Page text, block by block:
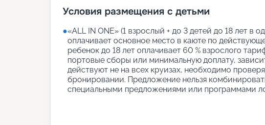
Условия размещения с детьми
●«АLL IN ONE» (1 взрослый + до 3 детей до 18 лет в
оплачивает основное место в каюте по
ребенок до 18 лет оплачивает 60 % взрослого
портовые сборы или минимальную доплату,
действуют не на всех круизах, необходимо
бронировании. Предложение нельзя
специальными предложениями или программами